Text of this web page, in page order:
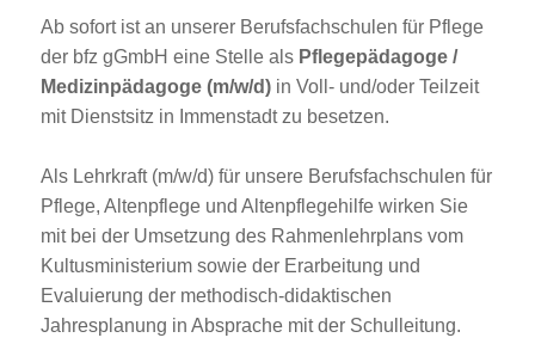
Ab sofort ist an unserer Berufsfachschulen für Pflege
der bfz gGmbH eine Stelle als Pflegepädagoge /
Medizinpädagoge (m/w/d)in Voll- und/oder Teilzeit
mit Dienstsitz in Immenstadt zu besetzen.
Als Lehrkraft (m/w/d) für unsere Berufsfachschulen für
Pflege, Altenpflege und Altenpflegehilfe wirken Sie
mit bei der Umsetzung des Rahmenlehrplans vom
Kultusministerium sowie der Erarbeitung und
Evaluierung der methodisch-didaktischen
Jahresplanung in Absprache mit der Schulleitung.